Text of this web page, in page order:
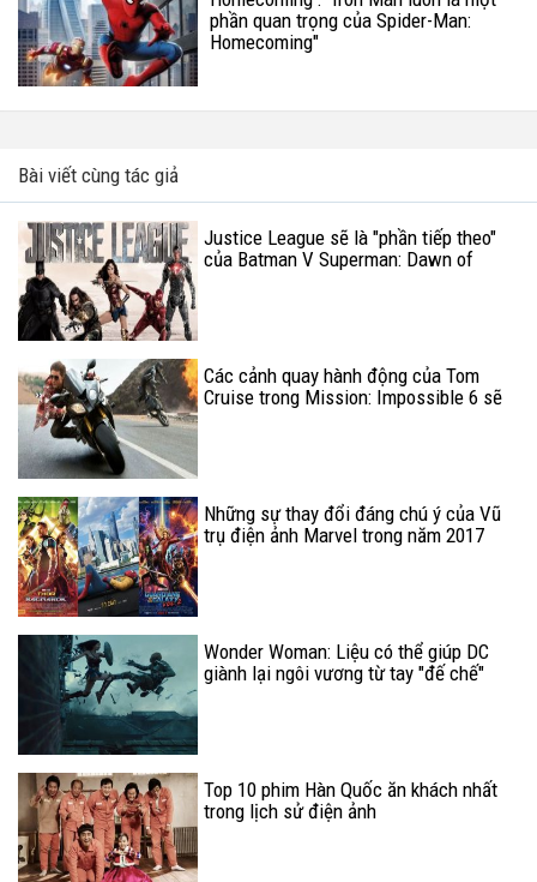
phần quan trọng của Spider-Man:
Homecoming"
Bài viết cùng tác giả
Justice League sẽ là "phần tiếp theo"
của Batman V Superman: Dawn of
Các cảnh quay hành động của Tom
Cruise trong Mission: Impossible 6 sẽ
Những sự thay đổi đáng chú ý của Vũ
trụ điện ảnh Marvel trong năm 2017
Wonder Woman: Liệu có thể giúp DC
giành lại ngôi vương từ tay "đế chế"
Top 10 phim Hàn Quốc ăn khách nhất
trong lịch sử điện ảnh